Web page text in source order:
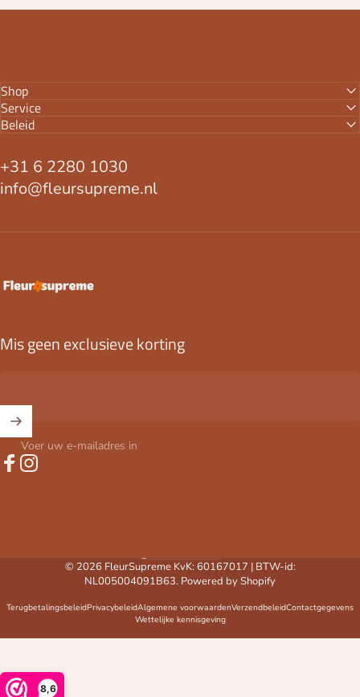
8,6
Shop
Service
Beleid
+31 6 2280 1030
info@fleursupreme.nl
FleurSupreme
Mis geen exclusieve korting
Voer uw e-mailadres in
© 2026 FleurSupreme KvK: 60167017 | BTW-id:
NL005004091B63. Powered by Shopify
TerugbetalingsbeleidPrivacybeleidAlgemene voorwaardenVerzendbeleidContactgegevens
Wettelijke kennisgeving
Land/regio